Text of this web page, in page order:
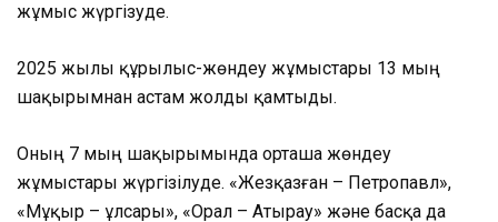
жұмыс жүргізуде.
2025 жылы құрылыс-жөндеу жұмыстары 13 мың
шақырымнан астам жолды қамтыды.
Оның 7 мың шақырымында орташа жөндеу
жұмыстары жүргізілуде. «Жезқазған – Петропавл»,
«Мұқыр – Құлсары», «Орал – Атырау» және басқа да